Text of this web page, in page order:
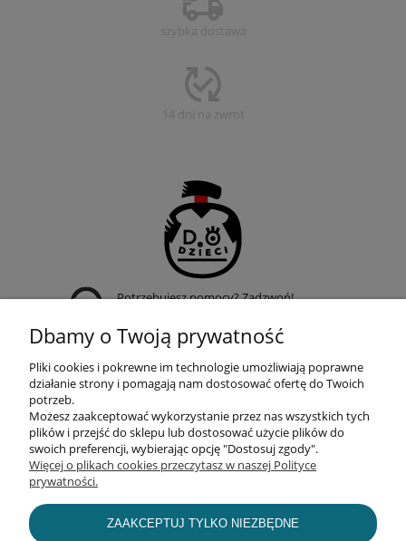
szybka dostawa
14 dni na zwrot
Potrzebujesz pomocy? Zadzwoń!
POMOC
Dbamy o Twoją prywatność
Pliki cookies i pokrewne im technologie umożliwiają poprawne
działanie strony i pomagają nam dostosować ofertę do Twoich
potrzeb.
Możesz zaakceptować wykorzystanie przez nas wszystkich tych
plików i przejść do sklepu lub dostosować użycie plików do
swoich preferencji, wybierając opcję "Dostosuj zgody".
Więcej o plikach cookies przeczytasz w naszej Polityce
prywatności.
ZAAKCEPTUJ TYLKO NIEZBĘDNE